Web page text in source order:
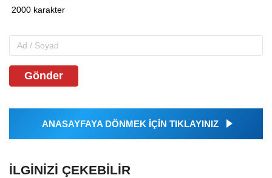
Gönder
ANASAYFAYA DÖNMEK İÇİN TIKLAYINIZ
İLGINIZI ÇEKEBILIR